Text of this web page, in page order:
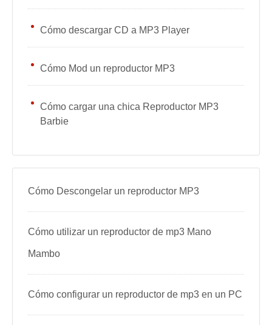
Cómo descargar CD a MP3 Player
Cómo Mod un reproductor MP3
Cómo cargar una chica Reproductor MP3
Barbie
Cómo Descongelar un reproductor MP3
Cómo utilizar un reproductor de mp3 Mano
Mambo
Cómo configurar un reproductor de mp3 en un PC